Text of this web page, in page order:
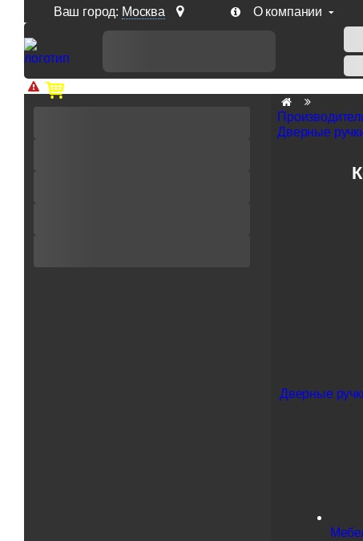
Ваш город: Москва О компании
Доп. скидка от цен на сайте 7% при заказе от 50
Дверные
Дверные